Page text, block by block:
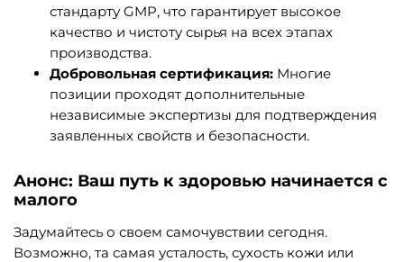
стандарту GMP, что гарантирует высокое
качество и чистоту сырья на всех этапах
производства.
Добровольная сертификация: Многие
позиции проходят дополнительные
независимые экспертизы для подтверждения
заявленных свойств и безопасности.
Анонс: Ваш путь к здоровью начинается с
малого
Задумайтесь о своем самочувствии сегодня.
Возможно, та самая усталость, сухость кожи или